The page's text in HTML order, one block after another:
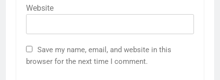
Website
Save my name, email, and website in this
browser for the next time I comment.